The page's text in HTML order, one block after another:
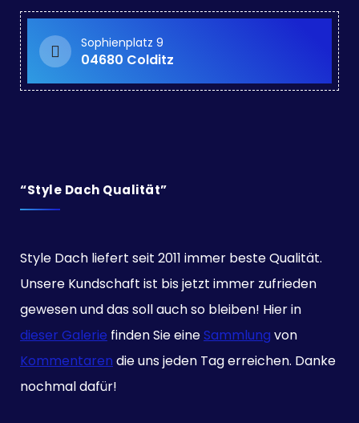
Sophienplatz 9
04680 Colditz
“Style Dach Qualität”
Style Dach liefert seit 2011 immer beste Qualität.
Unsere Kundschaft ist bis jetzt immer zufrieden
gewesen und das soll auch so bleiben! Hier in
dieser Galerie finden Sie eineSammlung von
Kommentaren die uns jeden Tag erreichen. Danke
nochmal dafür!